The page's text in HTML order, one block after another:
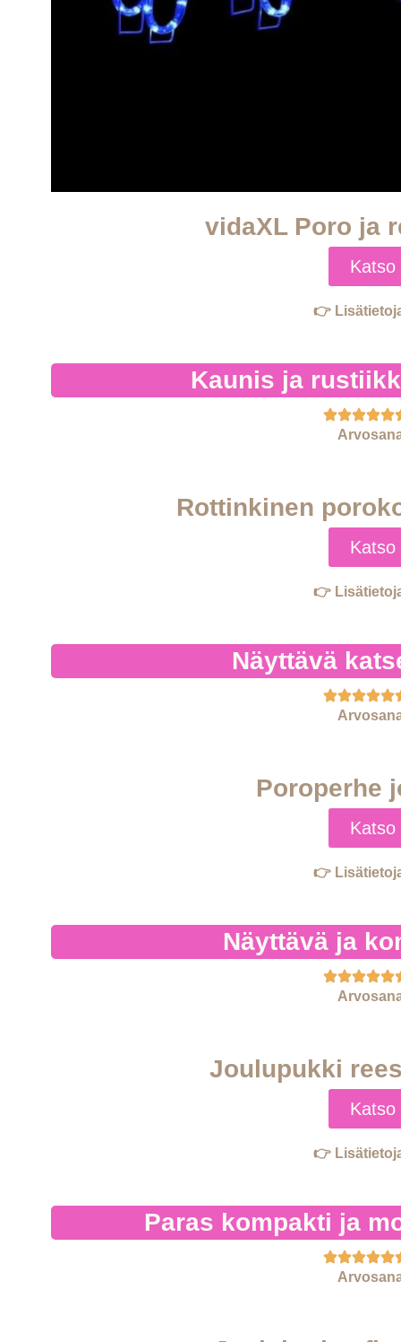
vidaXL Poro ja
Katso
👉
Kaunis ja
Rottinkinen
Katso
👉
Näyttävä
Poroperhe
Katso
👉
Näyttävä ja
Joulupukki
Katso
👉
Paras kompakti ja